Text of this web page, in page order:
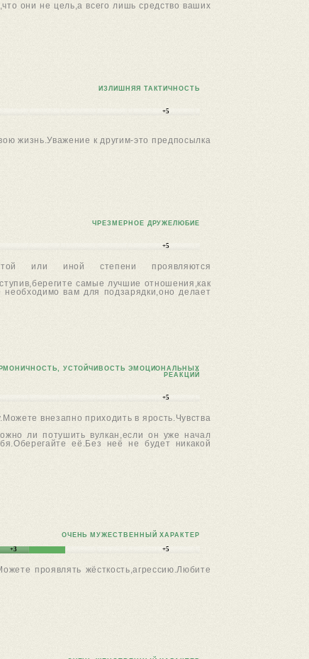
они не цель,а всего лишь средство ваших
ИЗЛИШНЯЯ ТАКТИЧНОСТЬ
+5
жизнь.Уважение к другим-это предпосылка
ЧРЕЗМЕРНОЕ ДРУЖЕЛЮБИЕ
+5
или иной степени проявляются
самые лучшие отношения,как
вам для подзарядки,оно делает
УСТОЙЧИВОСТЬ ЭМОЦИОНАЛЬНЫХ
РЕАКЦИЙ
+5
внезапно приходить в ярость.Чувства
ли потушить вулкан,если он уже начал
её.Без неё не будет никакой
ОЧЕНЬ МУЖЕСТВЕННЫЙ ХАРАКТЕР
+3 +5
проявлять жёсткость,агрессию.Любите